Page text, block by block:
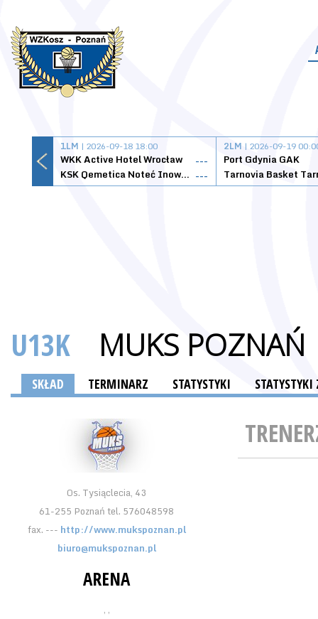
1LM | 2026-09-18 18:00
WKK Active Hotel Wrocław
---
KSK Qemetica Noteć Inowrocław ---
2LM | 2026-09-19
Port Gdynia GAK
U13K MUKS POZNAŃ
SKŁAD TERMINARZ STATYSTYKI
Os. Tysiąclecia, 43
61-255 Poznań tel. 576048598
fax. --- http://www.mukspoznan.pl
biuro@mukspoznan.pl
ARENA
, ,